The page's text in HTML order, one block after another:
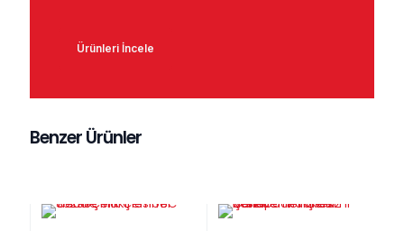
Ürünleri İncele
Benzer Ürünler